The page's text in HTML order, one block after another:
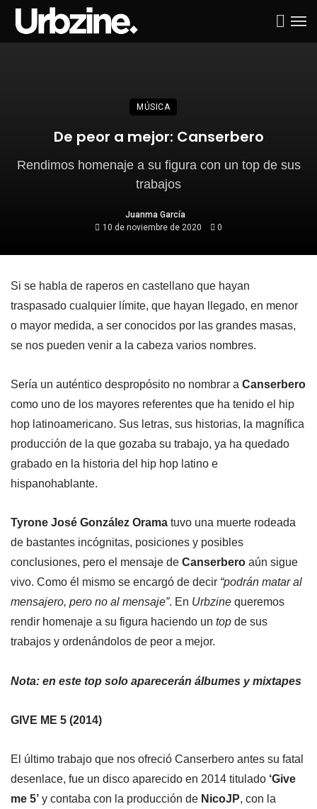
MÚSICA
De peor a mejor: Canserbero
Rendimos homenaje a su figura con un top de sus
trabajos
Juanma García
10 de noviembre de 2020
0
Si se habla de raperos en castellano que hayan
traspasado cualquier límite, que hayan llegado, en menor
o mayor medida, a ser conocidos por las grandes masas,
se nos pueden venir a la cabeza varios nombres.
Sería un auténtico despropósito no nombrar a Canserbero
como uno de los mayores referentes que ha tenido el hip
hop latinoamericano. Sus letras, sus historias, la magnífica
producción de la que gozaba su trabajo, ya ha quedado
grabado en la historia del hip hop latino e
hispanohablante.
Tyrone José González Orama tuvo una muerte rodeada
de bastantes incógnitas, posiciones y posibles
conclusiones, pero el mensaje de Canserbero aún sigue
vivo. Como él mismo se encargó de decir “podrán matar al
mensajero, pero no al mensaje”. En Urbzine queremos
rendir homenaje a su figura haciendo un top de sus
trabajos y ordenándolos de peor a mejor.
Nota: en este top solo aparecerán álbumes y mixtapes
GIVE ME 5 (2014)
El último trabajo que nos ofreció Canserbero antes su fatal
desenlace, fue un disco aparecido en 2014 titulado ‘Give
me 5’ y contaba con la producción de NicoJP, con la